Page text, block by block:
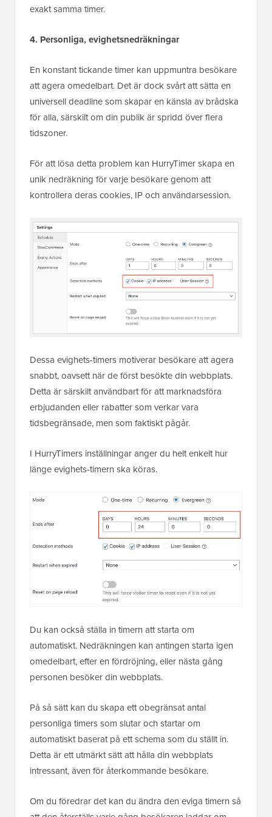
exakt samma timer.
4. Personliga, evighetsnedräkningar
En konstant tickande timer kan uppmuntra besökare
att agera omedelbart. Det är dock svårt att sätta en
universell deadline som skapar en känsla av brådska
för alla, särskilt om din publik är spridd över flera
tidszoner.
För att lösa detta problem kan HurryTimer skapa en
unik nedräkning för varje besökare genom att
kontrollera deras cookies, IP och användarsession.
Dessa evighets-timers motiverar besökare att agera
snabbt, oavsett när de först besökte din webbplats.
Detta är särskilt användbart för att marknadsföra
erbjudanden eller rabatter som verkar vara
tidsbegränsade, men som faktiskt pågår.
I HurryTimers inställningar anger du helt enkelt hur
länge evighets-timern ska köras.
Du kan också ställa in timern att starta om
automatiskt. Nedräkningen kan antingen starta igen
omedelbart, efter en fördröjning, eller nästa gång
personen besöker din webbplats.
På så sätt kan du skapa ett obegränsat antal
personliga timers som slutar och startar om
automatiskt baserat på ett schema som du ställt in.
Detta är ett utmärkt sätt att hålla din webbplats
intressant, även för återkommande besökare.
Om du föredrar det kan du ändra den eviga timern så